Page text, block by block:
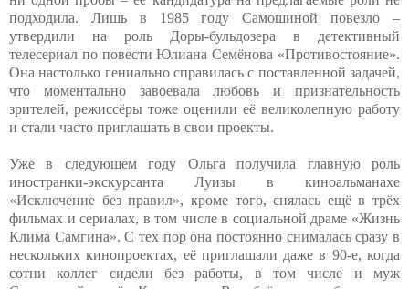
подходила. Лишь в 1985 году Самошиной повезло –
утвердили на роль Доры-бульдозера в детективный
телесериал по повести Юлиана Семёнова «Противостояние».
Она настолько гениально справилась с поставленной задачей,
что моментально завоевала любовь и признательность
зрителей, режиссёры тоже оценили её великолепную работу
и стали часто приглашать в свои проекты.
Уже в следующем году Ольга получила главную роль
иностранки-экскурсанта Луизы в киноальманахе
«Исключение без правил», кроме того, снялась ещё в трёх
фильмах и сериалах, в том числе в социальной драме «Жизнь
Клима Самгина». С тех пор она постоянно снималась сразу в
нескольких кинопроектах, её приглашали даже в 90-е, когда
сотни коллег сидели без работы, в том числе и муж